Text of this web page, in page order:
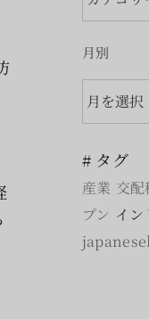
テ
ゴ
ー
月別
月
別
# タグ
産業 交配
プン イン